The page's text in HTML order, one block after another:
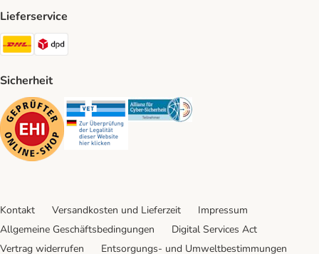
Lieferservice
DHL Shipping Method
Sicherheit
Security Security Security
Kontakt Versandkosten und Lieferzeit
Impressum
Allgemeine Geschäftsbedingungen
Digital Services Act
Vertrag widerrufen
Entsorgungs- und Umweltbestimmungen